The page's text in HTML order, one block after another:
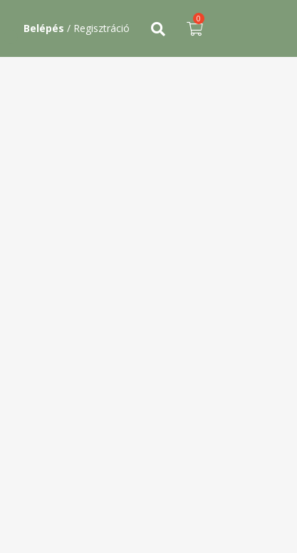
Belépés / Regisztráció
0